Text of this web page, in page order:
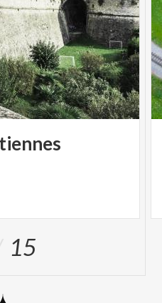
15